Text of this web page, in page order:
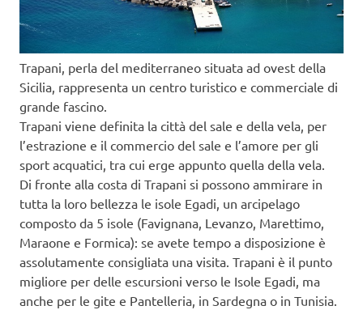
Trapani, perla del mediterraneo situata ad ovest della
Sicilia, rappresenta un centro turistico e commerciale di
grande fascino.
Trapani viene definita la città del sale e della vela, per
l’estrazione e il commercio del sale e l’amore per gli
sport acquatici, tra cui erge appunto quella della vela.
Di fronte alla costa di Trapani si possono ammirare in
tutta la loro bellezza le isole Egadi, un arcipelago
composto da 5 isole (Favignana, Levanzo, Marettimo,
Maraone e Formica): se avete tempo a disposizione è
assolutamente consigliata una visita. Trapani è il punto
migliore per delle escursioni verso le Isole Egadi, ma
anche per le gite e Pantelleria, in Sardegna o in Tunisia.